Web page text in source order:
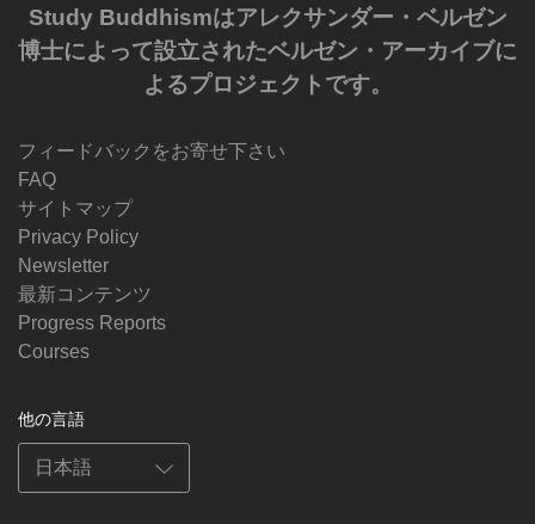
Study Buddhismはアレクサンダー・ベルゼン
博士によって設立されたベルゼン・アーカイブに
よるプロジェクトです。
フィードバックをお寄せ下さい
FAQ
サイトマップ
Privacy Policy
Newsletter
最新コンテンツ
Progress Reports
Courses
他の言語